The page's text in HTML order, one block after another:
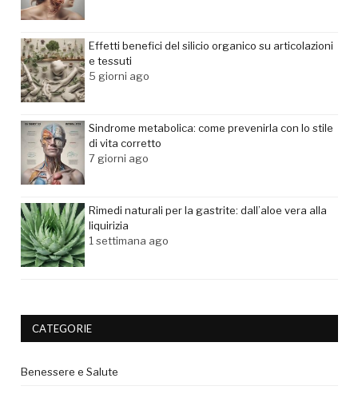
Effetti benefici del silicio organico su articolazioni
e tessuti
5 giorni ago
Sindrome metabolica: come prevenirla con lo stile
di vita corretto
7 giorni ago
Rimedi naturali per la gastrite: dall’aloe vera alla
liquirizia
1 settimana ago
CATEGORIE
Benessere e Salute